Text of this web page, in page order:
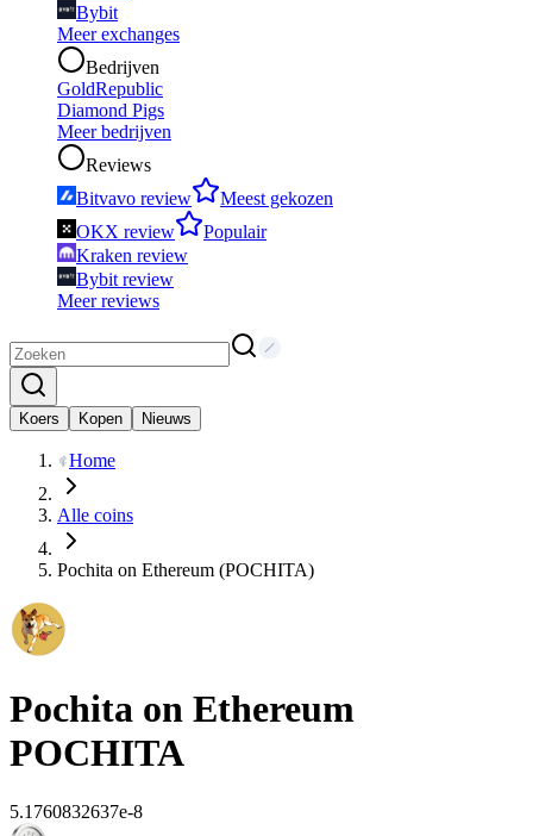
Bybit
Meer exchanges
Bedrijven
GoldRepublic
Diamond Pigs
Meer bedrijven
Reviews
Bitvavo review
Meest gekozen
OKX review
Populair
Kraken review
Bybit review
Meer reviews
Koers Kopen Nieuws
Home
Alle coins
Pochita on Ethereum (POCHITA)
Pochita on Ethereum
POCHITA
5.1760832637e-8